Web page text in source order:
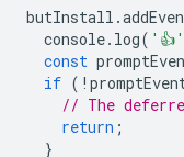
butInstall .
console. log( '👍'
const
if ( !
// The
return ;
}